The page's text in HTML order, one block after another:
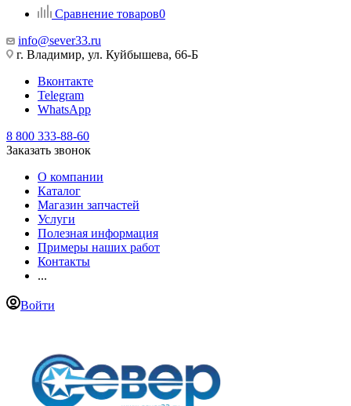
Сравнение товаров0
info@sever33.ru
г. Владимир, ул. Куйбышева, 66-Б
Вконтакте
Telegram
WhatsApp
8 800 333-88-60
Заказать звонок
О компании
Каталог
Магазин запчастей
Услуги
Полезная информация
Примеры наших работ
Контакты
...
Войти